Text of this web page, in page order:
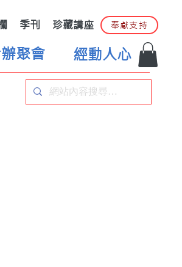
季刊 珍藏講座 奉獻支持
聚會 經動人心